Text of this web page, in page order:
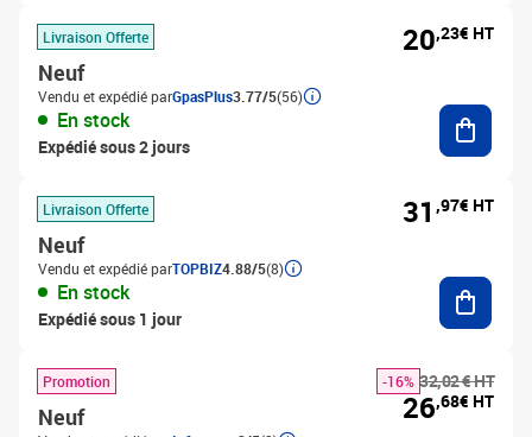
Livraison Offerte
Neuf
Vendu et expédié parGpasPlus3.77/5(56)
En stock
Expédié sous 2 jours
20,23€ HT
Livraison Offerte
Neuf
Vendu et expédié parTOPBIZ4.88/5(8)
En stock
Expédié sous 1 jour
31 ,97€ HT
Promotion
Neuf
32,02 € HT
-16%
26,68€ HT